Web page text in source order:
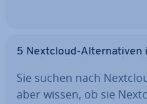
5 Nextcloud-Al­ter­na­ti­ven
Sie suchen nach
aber wissen, ob sie